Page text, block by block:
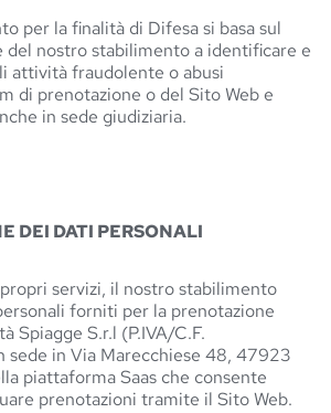
per la finalità di Difesa si basa sul
nostro stabilimento a identificare e
attività fraudolente o abusi
di prenotazione o del Sito Web e
in sede giudiziaria.
DEI DATI PERSONALI
servizi, il nostro stabilimento
forniti per la prenotazione
Spiagge S.r.l (P.IVA/C.F.
in Via Marecchiese 48, 47923
piattaforma Saas che consente
prenotazioni tramite il Sito Web.